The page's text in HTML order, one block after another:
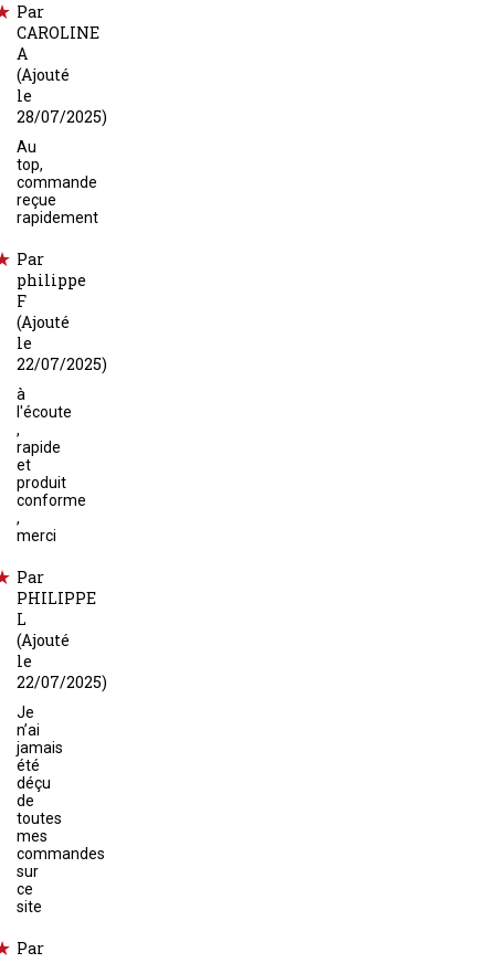
Par
CAROLINE
A
(Ajouté
le
28/07/2025)
Au
top,
commande
reçue
rapidement
Par
philippe
F
(Ajouté
le
22/07/2025)
à
l'écoute
,
rapide
et
produit
conforme
,
merci
Par
PHILIPPE
L
(Ajouté
le
22/07/2025)
Je
n’ai
jamais
été
déçu
de
toutes
mes
commandes
sur
ce
site
Par